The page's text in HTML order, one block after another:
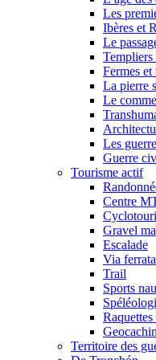
Les
Ibères et
Le
Templiers
Fermes
La pierre
Le
Les
Guerre
Tourisme actif
Centre
Gravel
Escalade
Via
Trail
Sports
Raquettes
Territoire des